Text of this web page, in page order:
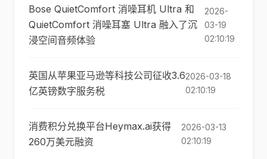
Bose QuietComfort 消噪耳机 Ultra 和
QuietComfort 消噪耳塞 Ultra 融入了沉
浸空间音频体验
2026-
03-19
02:10:19
英国从苹果亚马逊等科技公司征收3.6
亿英镑数字服务税
2026-03-18
02:10:19
消费积分兑换平台Heymax.ai获得
260万美元融资
2026-03-13
02:10:19